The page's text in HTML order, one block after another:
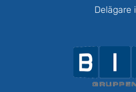
Delägare i